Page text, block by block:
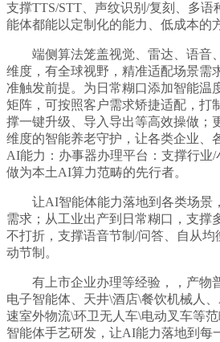
支撑TTS/STT、声纹识别/复刻、多
能体都能以定制化的能力、低成本的
端侧算法笼盖视觉、雷达、语音
维度，有全球视野，精准适配场景需
准触发前提。为日常糊口添加智能温
矩阵，可按照客户需求矫捷适配，打
撑一键升级、导入导出等高效操做；
维度的智能养老守护，让各类企业、
AI能力：办事器办理平台：支撑行业/
做为本土AI算力范畴的先行者。
让AI智能体能力落地到各类场景
需求；从工业出产到日常糊口，支撑
不打折，支撑语音节制/问答、自从
动节制。
有上市企业办理等经验，，产物
电子智能体、天井\酒店\餐饮机械人
速室外物流\环卫无人车\电动叉车等
智能体手艺研发，让AI能力落地到每